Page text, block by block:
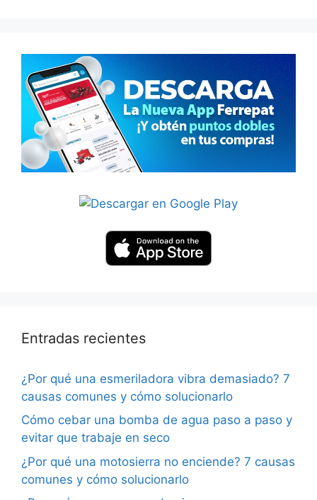
Entradas recientes
¿Por qué una esmeriladora vibra demasiado? 7
causas comunes y cómo solucionarlo
Cómo cebar una bomba de agua paso a paso y
evitar que trabaje en seco
¿Por qué una motosierra no enciende? 7 causas
comunes y cómo solucionarlo